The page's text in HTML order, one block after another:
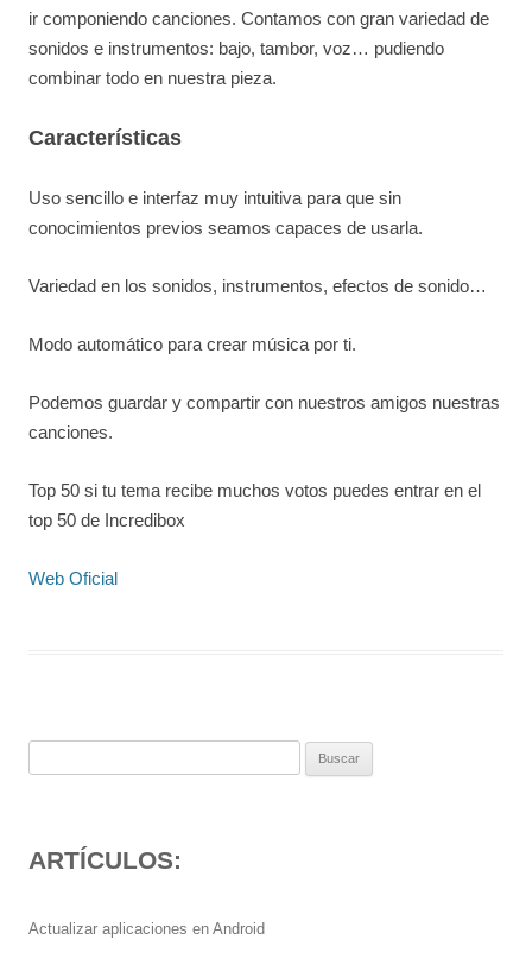
ir componiendo canciones. Contamos con gran variedad de
sonidos e instrumentos: bajo, tambor, voz… pudiendo
combinar todo en nuestra pieza.
Características
Uso sencillo e interfaz muy intuitiva para que sin
conocimientos previos seamos capaces de usarla.
Variedad en los sonidos, instrumentos, efectos de sonido…
Modo automático para crear música por ti.
Podemos guardar y compartir con nuestros amigos nuestras
canciones.
Top 50 si tu tema recibe muchos votos puedes entrar en el
top 50 de Incredibox
Web Oficial
ARTÍCULOS:
Actualizar aplicaciones en Android